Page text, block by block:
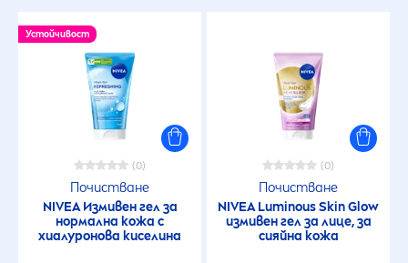
Устойчивост
(0)
Почистване
NIVEAИзмивен гел за
нормална кожа с
хиалуронова киселина
(0)
Почистване
NIVEA LuminousSkinGlow
измивен гел за лице, за
сияйна кожа